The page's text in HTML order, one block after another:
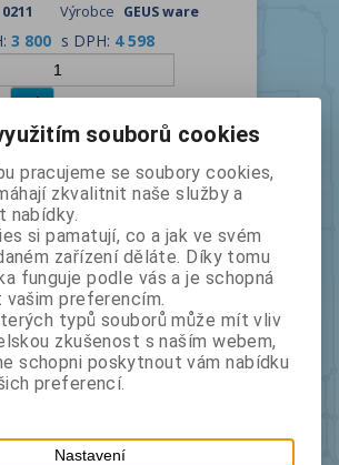
0211 Výrobce GEUS ware
3 800 s DPH: 4 598
23.0 upgrade z 21.0 Win
035 Výrobce GEUS ware
4 600 s DPH:5 566
souborů cookies
pracujeme se soubory cookies,
zkvalitnit naše služby a
nabídky.
si pamatují, co a jak ve svém
zařízení děláte. Díky tomu
funguje podle vás a je schopná
preferencím.
typů souborů může mít vliv
zkušenost s naším webem,
schopni poskytnout vám nabídku
preferencí.
Nastavení